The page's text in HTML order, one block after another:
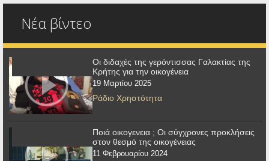
Νέα βίντεο
Οι διδαχές της γερόντισσας Γαλακτίας της
Κρήτης για την οικογένεια
19 Μαρτίου 2025
Ράδιο Χρηστότητα
Ποιά οικογενεια ; Οι σύγχρονες προκλήσεις
στον θεσμό της οικογένειας
11 Φεβρουαρίου 2024